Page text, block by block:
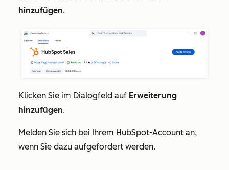
hinzufügen.
Klicken Sie im Dialogfeld auf Erweiterung
hinzufügen.
Melden Sie sich bei Ihrem HubSpot-Account an,
wenn Sie dazu aufgefordert werden.